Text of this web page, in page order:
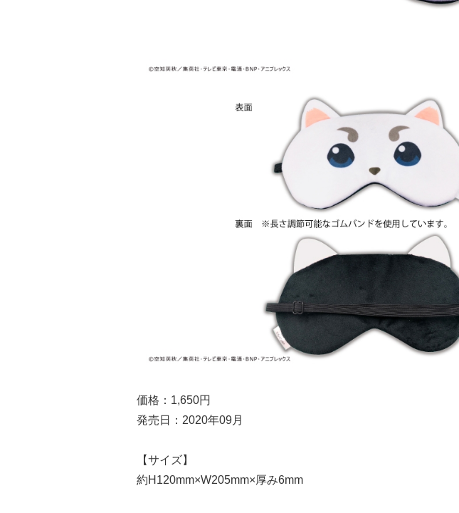
価格：1,650円
発売日：2020年09月
【サイズ】
約H120mm×W205mm×厚み6mm